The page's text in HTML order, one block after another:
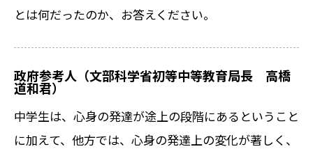
とは何だったのか、お答えください。
政府参考人（文部科学省初等中等教育局長 高橋
道和君）
中学生は、心身の発達が途上の段階にあるということ
に加えて、他方では、心身の発達上の変化が著しく、